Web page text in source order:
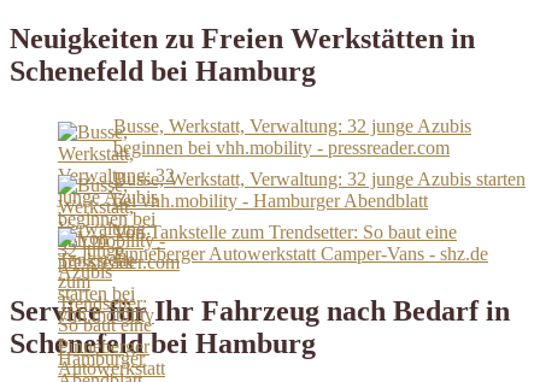
Neuigkeiten zu Freien Werkstätten in
Schenefeld bei Hamburg
Busse, Werkstatt, Verwaltung: 32 junge Azubis
beginnen bei vhh.mobility - pressreader.com
Busse, Werkstatt, Verwaltung: 32 junge Azubis starten
bei vhh.mobility - Hamburger Abendblatt
Von Tankstelle zum Trendsetter: So baut eine
Pinneberger Autowerkstatt Camper-Vans - shz.de
Service für Ihr Fahrzeug nach Bedarf in
Schenefeld bei Hamburg